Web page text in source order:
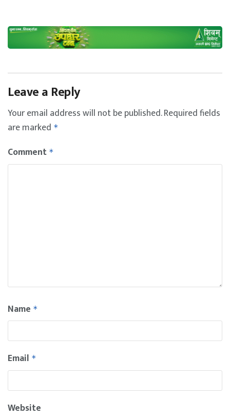
Leave a Reply
Your email address will not be published.Required fields
are marked *
Comment *
Name *
Email *
Website